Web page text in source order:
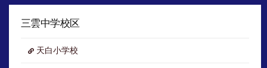
イ
三雲中学校区
天白小学校